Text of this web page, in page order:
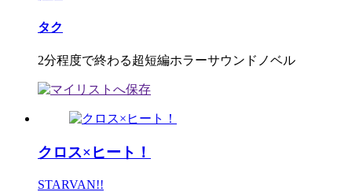
タク
2分程度で終わる超短編ホラーサウンドノベル
クロス×ヒート！
STARVAN!!